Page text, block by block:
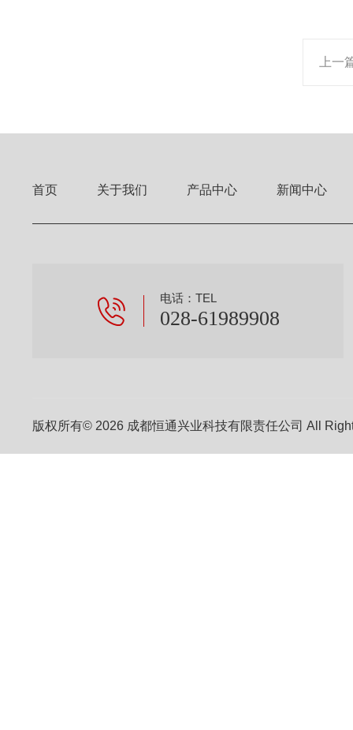
上一
首页 关于我们 产品中心 新闻中心
电话：TEL
028-61989908
版权所有© 2026 成都恒通兴业科技有限责任公司 All